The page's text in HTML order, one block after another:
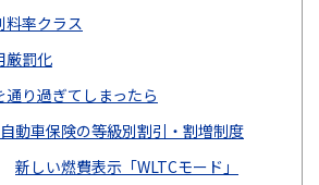
料率クラス
厳罰化
り過ぎてしまったら
自動車保険の等級別割引・割増制度
新しい燃費表示「WLTCモード」